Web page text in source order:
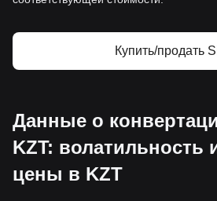
Купить/продать
Данные о
KZT: волатильность
цены в KZT